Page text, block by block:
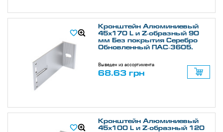
Кронштейн Алюминиевый
45х170 L и Z-образный 90
мм Без покрытия Серебро
Обновленный ПАС-3605.
Выведен из ассортимента
68.63 грн
Кронштейн Алюминиевый
45х100 L и Z-образный 120